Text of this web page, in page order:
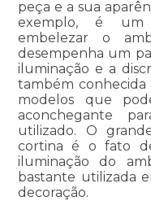
peça e a sua
exemplo, é um
embelezar o
desempenha um
iluminação e a
também conhecida
modelos que
aconchegante
utilizado. O
cortina é o fato
iluminação do
bastante utilizada
decoração.